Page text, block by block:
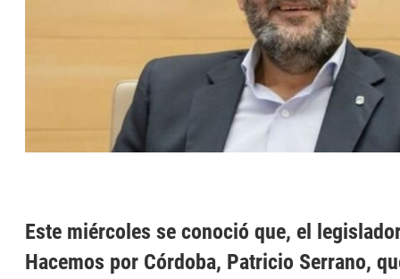
Este miércoles se conoció que, el
Hacemos por Córdoba, Patricio Serrano,